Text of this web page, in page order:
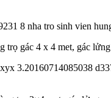
trọ gác 4 x 4 met, gác lửng